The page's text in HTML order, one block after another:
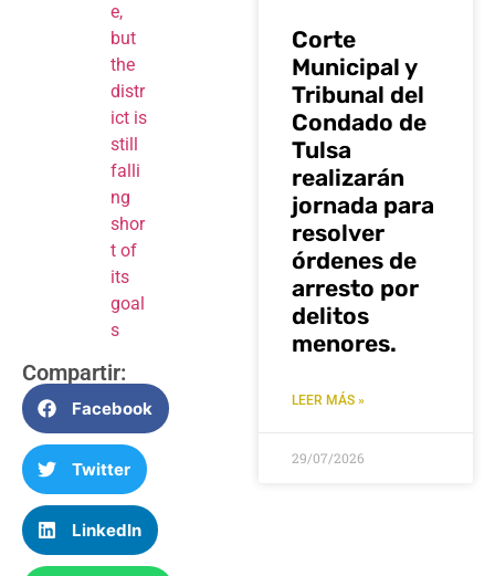
e,
but
the
distr
ict is
still
falli
ng
shor
t of
its
goal
s
Compartir:
Facebook
Twitter
LinkedIn
Corte
Municipal y
Tribunal del
Condado de
Tulsa
realizarán
jornada para
resolver
órdenes de
arresto por
delitos
menores.
LEER MÁS »
29/07/2026